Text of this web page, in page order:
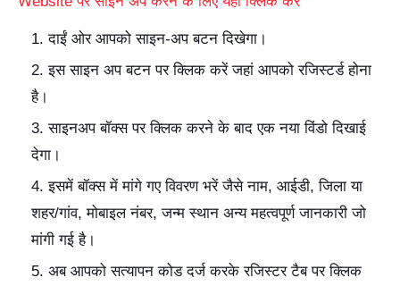
दाईं ओर आपको साइन-अप बटन दिखेगा।
इस साइन अप बटन पर क्लिक करें जहां आपको रजिस्टर्ड होना
है।
साइनअप बॉक्स पर क्लिक करने के बाद एक नया विंडो दिखाई
देगा।
इसमें बॉक्स में मांगे गए विवरण भरें जैसे नाम, आईडी, जिला या
शहर/गांव, मोबाइल नंबर, जन्म स्थान अन्य महत्वपूर्ण जानकारी जो
मांगी गई है।
अब आपको सत्यापन कोड दर्ज करके रजिस्टर टैब पर क्लिक